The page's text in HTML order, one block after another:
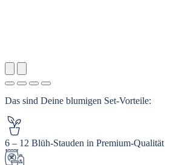
Das sind Deine blumigen Set-Vorteile:
6 – 12 Blüh-Stauden in Premium-Qualität